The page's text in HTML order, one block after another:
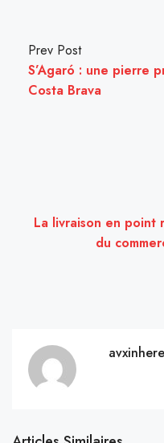
Prev Post
S’Agaró : une pierre
Costa Brava
La livraison en point
du
avxinhere